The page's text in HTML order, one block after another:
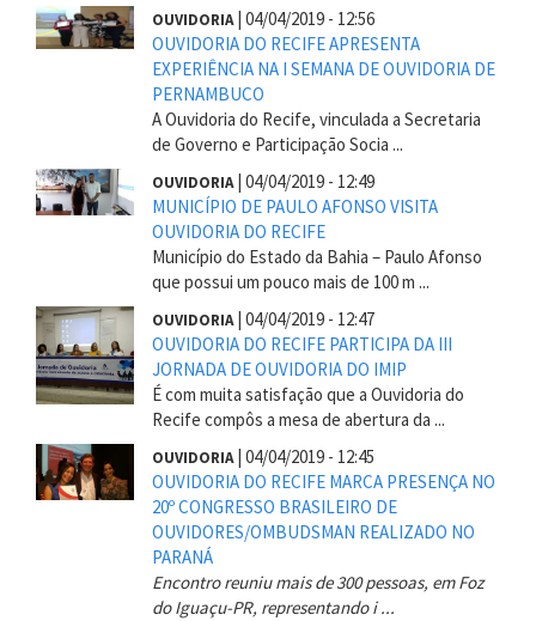
OUVIDORIA| 04/04/2019 - 12:56
OUVIDORIA DO RECIFE APRESENTA
EXPERIÊNCIA NA I SEMANA DE OUVIDORIA DE
PERNAMBUCO
A Ouvidoria do Recife, vinculada a Secretaria
de Governo e Participação Socia ...
OUVIDORIA| 04/04/2019 - 12:49
MUNICÍPIO DE PAULO AFONSO VISITA
OUVIDORIA DO RECIFE
Município do Estado da Bahia – Paulo Afonso
que possui um pouco mais de 100 m ...
OUVIDORIA| 04/04/2019 - 12:47
OUVIDORIA DO RECIFE PARTICIPA DA III
JORNADA DE OUVIDORIA DO IMIP
É com muita satisfação que a Ouvidoria do
Recife compôs a mesa de abertura da ...
OUVIDORIA| 04/04/2019 - 12:45
OUVIDORIA DO RECIFE MARCA PRESENÇA NO
20º CONGRESSO BRASILEIRO DE
OUVIDORES/OMBUDSMAN REALIZADO NO
PARANÁ
Encontro reuniu mais de 300 pessoas, em Foz
do Iguaçu-PR, representando i ...